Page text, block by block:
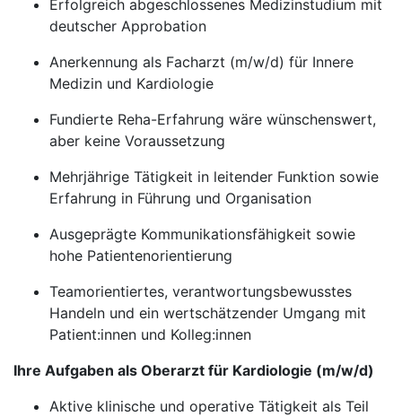
Erfolgreich abgeschlossenes Medizinstudium mit
deutscher Approbation
Anerkennung als Facharzt (m/w/d) für Innere
Medizin und Kardiologie
Fundierte Reha-Erfahrung wäre wünschenswert,
aber keine Voraussetzung
Mehrjährige Tätigkeit in leitender Funktion sowie
Erfahrung in Führung und Organisation
Ausgeprägte Kommunikationsfähigkeit sowie
hohe Patientenorientierung
Teamorientiertes, verantwortungsbewusstes
Handeln und ein wertschätzender Umgang mit
Patient:innen und Kolleg:innen
Ihre Aufgaben als Oberarzt für Kardiologie (m/w/d)
Aktive klinische und operative Tätigkeit als Teil